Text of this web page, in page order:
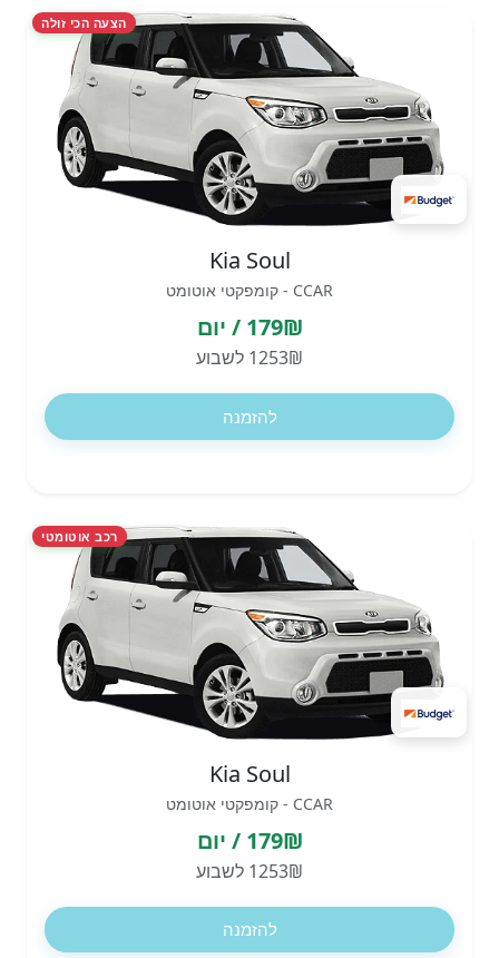
הצעה הכי זולה
Kia Soul
CCAR - קומפקטי אוטומט
179₪ / יום
1253₪ לשבוע
להזמנה
רכב אוטומטי
Kia Soul
CCAR - קומפקטי אוטומט
179₪ / יום
1253₪ לשבוע
להזמנה